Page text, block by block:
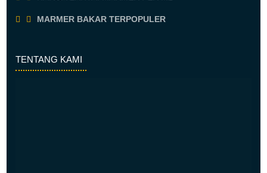
MARMER BAKAR TERPOPULER
TENTANG KAMI